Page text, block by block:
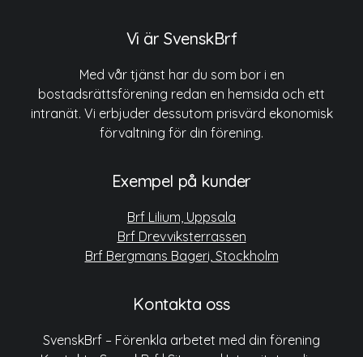
Vi är SvenskBrf
Med vår tjänst har du som bor i en
bostadsrättsförening redan en hemsida och ett
intranät. Vi erbjuder dessutom prisvärd ekonomisk
förvaltning för din förening.
Exempel på kunder
Brf Lilium, Uppsala
Brf Drevviksterrassen
Brf Bergmans Bageri, Stockholm
Kontakta oss
SvenskBrf – Förenkla arbetet med din förening